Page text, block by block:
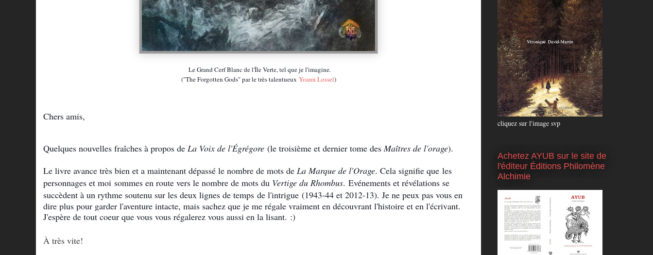
Le Grand Cerf Blanc de l'Île Verte, tel que je l'imagine.
("The Forgotten Gods" par le très talentueux Yoann Lossel)
Chers amis,
Quelques nouvelles fraîches à propos de La Voix de l'Égrégore (le troisième et dernier tome des Maîtres de l'orage).
Le livre avance très bien et a maintenant dépassé le nombre de mots de La Marque de l'Orage. Cela signifie que les
personnages et moi sommes en route vers le nombre de mots du Vertige du Rhombus. Evénements et révélations se
succèdent à un rythme soutenu sur les deux lignes de temps de l'intrigue (1943-44 et 2012-13). Je ne peux pas vous en
dire plus pour garder l'aventure intacte, mais sachez que je me régale vraiment en découvrant l'histoire et en l'écrivant.
J'espère de tout coeur que vous vous régalerez vous aussi en la lisant. :)
À très vite!
cliquez sur l'image svp
Achetez AYUB sur le site de
l'éditeur Éditions Philomène
Alchimie